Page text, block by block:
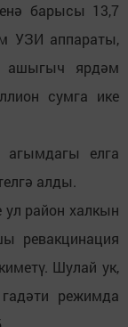
барысы 13,7
УЗИ аппараты,
ашыгыч ярдәм
сумга ике
елга
алды.
район халкын
ревакцинация
Шулай ук,
режимда